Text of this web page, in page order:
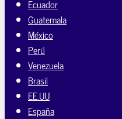
Ecuador
Guatemala
México
Perú
Venezuela
Brasil
EE.UU
España